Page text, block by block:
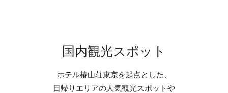
国内観光スポット
ホテル椿山荘東京を起点とした、
日帰りエリアの人気観光スポットや